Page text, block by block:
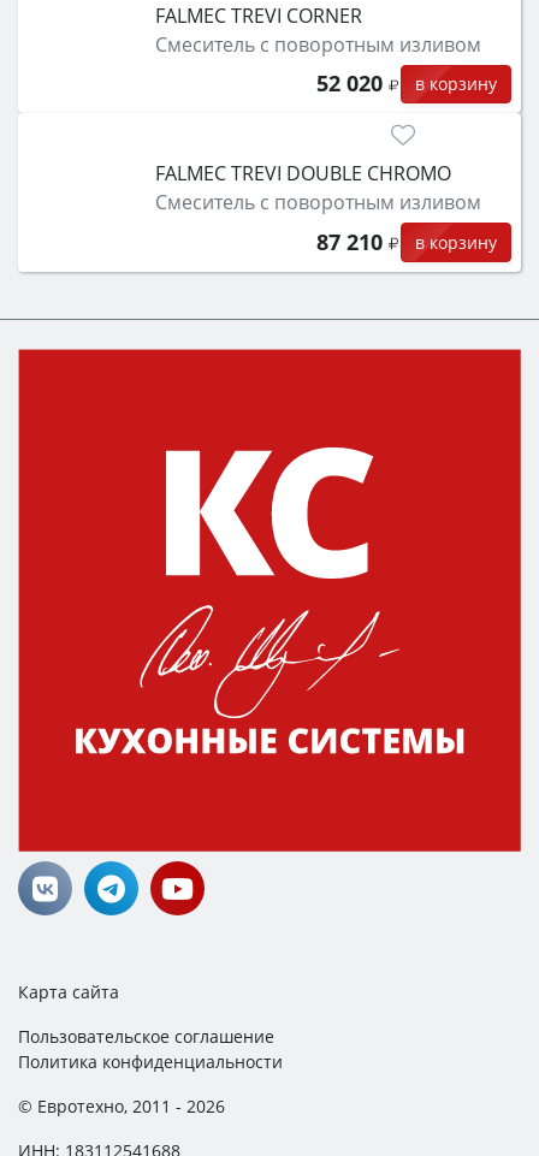
FALMEC TREVI CORNER
Смеситель с поворотным изливом
52 020 в корзину
FALMEC TREVI DOUBLE CHROMO
Смеситель с поворотным изливом
87 210 в корзину
Карта сайта
Пользовательское соглашение
Политика конфиденциальности
© Евротехно, 2011 - 2026
ИНН: 183112541688